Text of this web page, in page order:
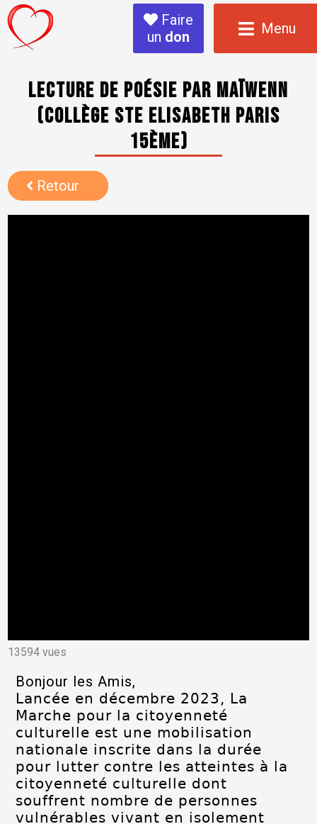
Faire
un don Menu
Lecture de poésie par Maïwenn
(Collège Ste Elisabeth Paris
15ème)
Retour
13594 vues
Bonjour les Amis,
Lancée en décembre 2023, La
Marche pour la citoyenneté
culturelle est une mobilisation
nationale inscrite dans la durée
pour lutter contre les atteintes à la
citoyenneté culturelle dont
souffrent nombre de personnes
vulnérables vivant en isolement